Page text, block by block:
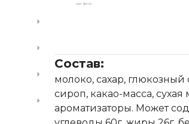
Состав:
молоко, сахар,
сироп, какао-масса, сухая
ароматизаторы. Может